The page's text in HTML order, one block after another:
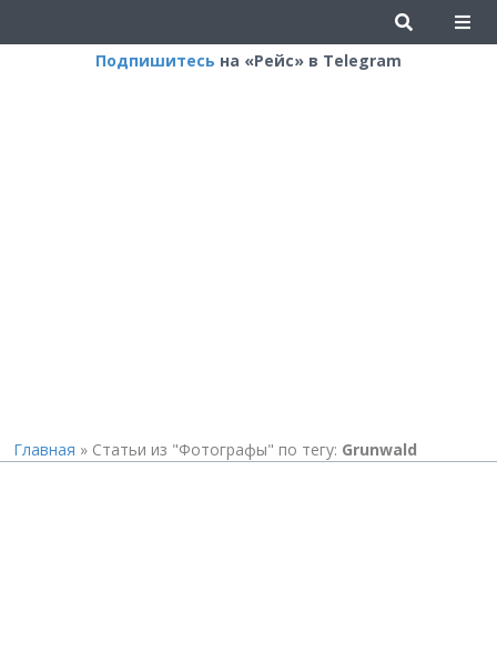
Подпишитесь на «Рейс» в Telegram
Главная » Статьи из "Фотографы" по тегу: Grunwald